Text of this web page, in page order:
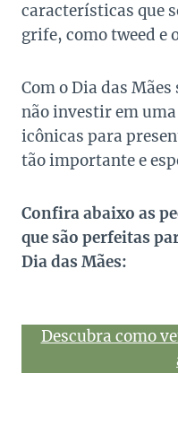
características que
grife, como tweed e
Com o Dia das
não investir em uma
icônicas para
tão importante e
Confira abaixo as
que são perfeitas
Dia das Mães:
Descubra como